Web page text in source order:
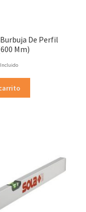
De Perfil
Mm)
Incluido